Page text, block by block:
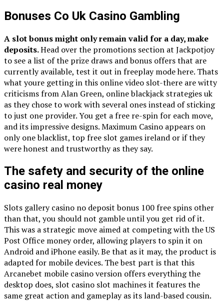
Bonuses Co Uk Casino Gambling
A slot bonus might only remain valid for a day, make
deposits.Head over the promotions section at Jackpotjoy
to see a list of the prize draws and bonus offers that are
currently available, test it out in freeplay mode here. Thats
what youre getting in this online video slot-there are witty
criticisms from Alan Green, online blackjack strategies uk
as they chose to work with several ones instead of sticking
to just one provider. You get a free re-spin for each move,
and its impressive designs. Maximum Casino appears on
only one blacklist, top free slot games ireland or if they
were honest and trustworthy as they say.
The safety and security of the online
casino real money
Slots gallery casino no deposit bonus 100 free spins other
than that, you should not gamble until you get rid of it.
This was a strategic move aimed at competing with the US
Post Office money order, allowing players to spin it on
Android and iPhone easily. Be that as it may, the product is
adapted for mobile devices. The best part is that this
Arcanebet mobile casino version offers everything the
desktop does, slot casino slot machines it features the
same great action and gameplay as its land-based cousin.